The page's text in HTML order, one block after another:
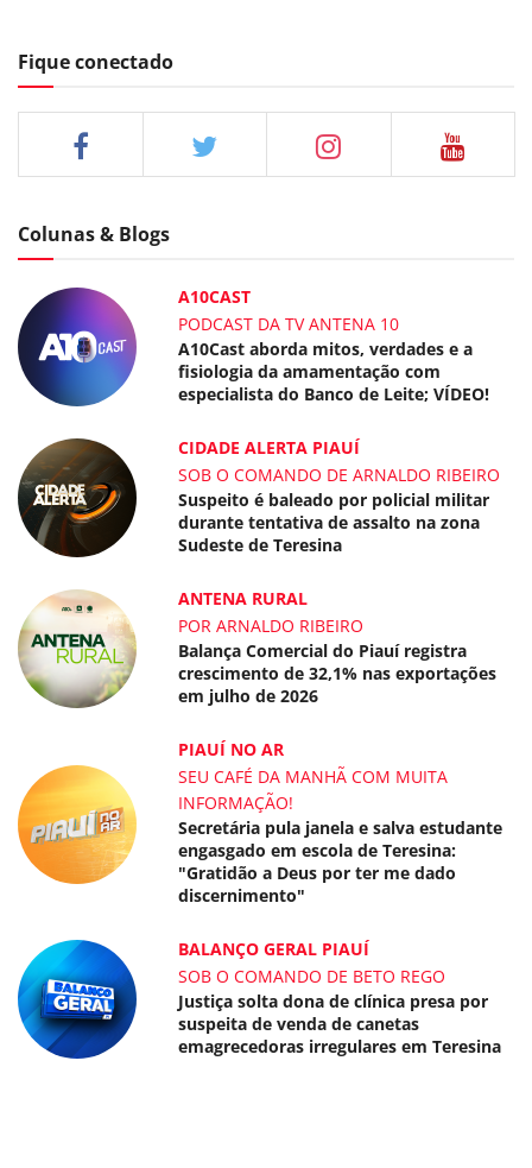
Fique conectado
Colunas & Blogs
A10CAST
PODCAST DA TV ANTENA 10
A10Cast aborda mitos, verdades e a
fisiologia da amamentação com
especialista do Banco de Leite; VÍDEO!
CIDADE ALERTA PIAUÍ
SOB O COMANDO DE ARNALDO RIBEIRO
Suspeito é baleado por policial militar
durante tentativa de assalto na zona
Sudeste de Teresina
ANTENA RURAL
POR ARNALDO RIBEIRO
Balança Comercial do Piauí registra
crescimento de 32,1% nas exportações
em julho de 2026
PIAUÍ NO AR
SEU CAFÉ DA MANHÃ COM MUITA
INFORMAÇÃO!
Secretária pula janela e salva estudante
engasgado em escola de Teresina:
"Gratidão a Deus por ter me dado
discernimento"
BALANÇO GERAL PIAUÍ
SOB O COMANDO DE BETO REGO
Justiça solta dona de clínica presa por
suspeita de venda de canetas
emagrecedoras irregulares em Teresina